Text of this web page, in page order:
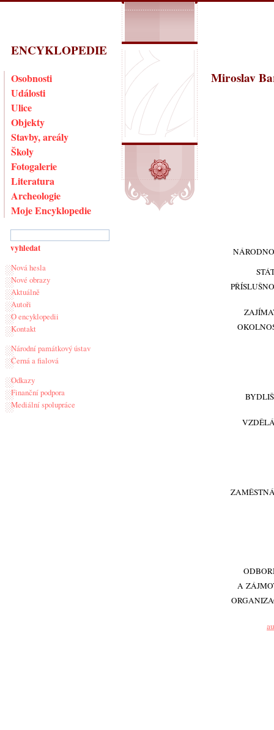
ENCYKLOPEDIE
Osobnosti
Události
Ulice
Objekty
Stavby, areály
Školy
Fotogalerie
Literatura
Archeologie
Moje Encyklopedie
Nová hesla
Nové obrazy
Aktuálně
Autoři
O encyklopedii
Kontakt
Národní památkový ústav
Černá a fialová
Odkazy
Finanční podpora
Mediální spolupráce
Miroslav
A